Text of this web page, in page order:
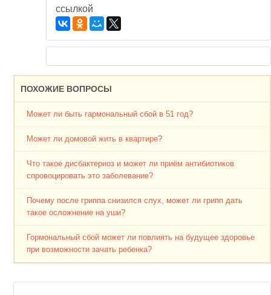
ссылкой
ПОХОЖИЕ ВОПРОСЫ
Может ли быть гармональный сбой в 51 год?
Может ли домовой жить в квартире?
Что такое дисбактериоз и может ли приём антибиотиков
спровоцировать это заболевание?
Почему после гриппа снизился слух, может ли грипп дать
такое осложнение на уши?
Гормональный сбой может ли повлиять на будущее здоровье
при возможности зачать ребенка?